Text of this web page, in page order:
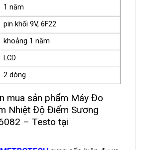
1 năm
pin khối 9V, 6F22
khoảng 1 năm
LCD
2 dòng
mua sản phẩm Máy Đo
Nhiệt Độ Điểm Sương
– Testo tại